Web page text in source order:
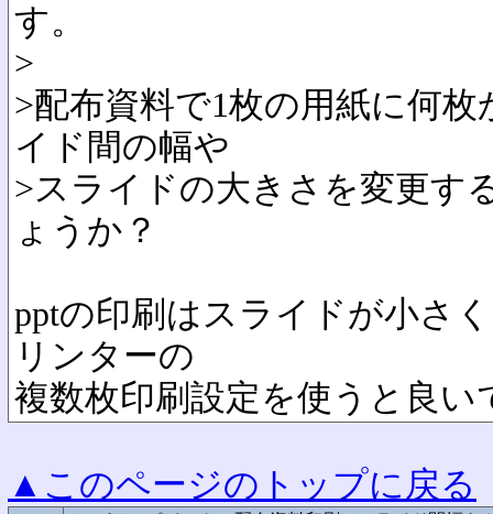
す。
>
>配布資料で1枚の用紙に何
イド間の幅や
>スライドの大きさを変更す
ょうか？
pptの印刷はスライドが小さ
リンターの
複数枚印刷設定を使うと良い
▲このページのトップに戻る